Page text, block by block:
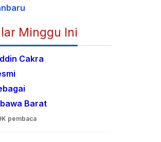
Minggu Ini
Cakra
Barat
pembaca